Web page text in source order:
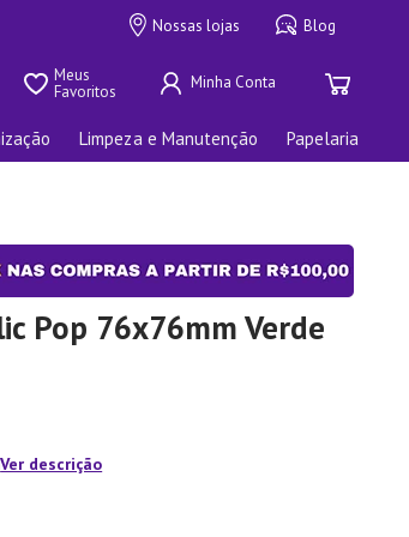
Nossas lojas Blog
Meus
Favoritos
Limpeza e Manutenção Papelaria
Pop 76x76mm Verde
Ver descrição